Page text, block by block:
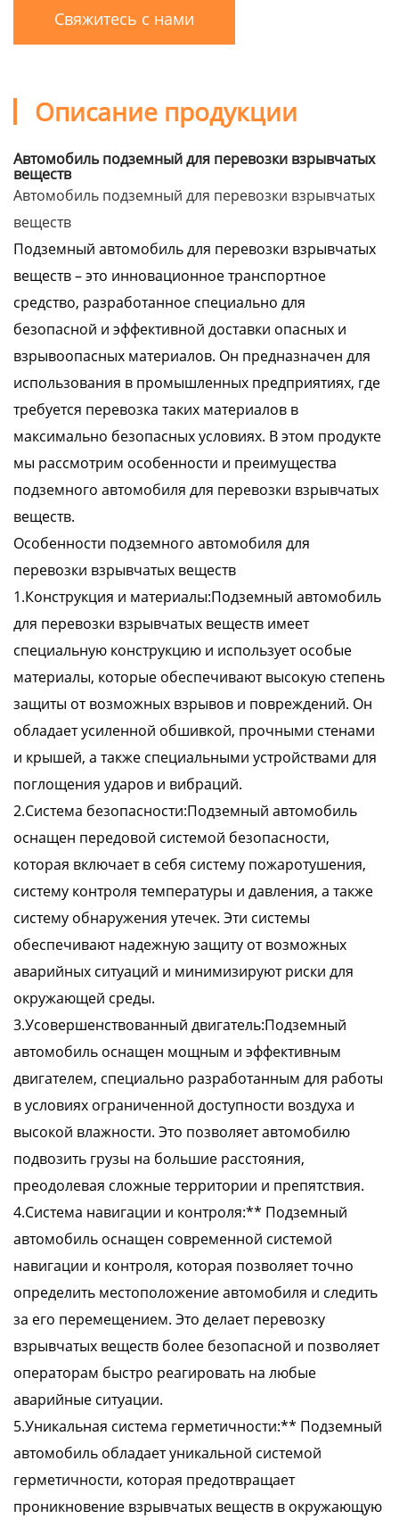
Свяжитесь с нами
Описание продукции
Автомобиль подземный для перевозки взрывчатых
веществ
Автомобиль подземный для перевозки взрывчатых
веществ
Подземный автомобиль для перевозки взрывчатых
веществ – это инновационное транспортное
средство, разработанное специально для
безопасной и эффективной доставки опасных и
взрывоопасных материалов. Он предназначен для
использования в промышленных предприятиях, где
требуется перевозка таких материалов в
максимально безопасных условиях. В этом продукте
мы рассмотрим особенности и преимущества
подземного автомобиля для перевозки взрывчатых
веществ.
Особенности подземного автомобиля для
перевозки взрывчатых веществ
1.Конструкция и материалы:Подземный автомобиль
для перевозки взрывчатых веществ имеет
специальную конструкцию и использует особые
материалы, которые обеспечивают высокую степень
защиты от возможных взрывов и повреждений. Он
обладает усиленной обшивкой, прочными стенами
и крышей, а также специальными устройствами для
поглощения ударов и вибраций.
2.Система безопасности:Подземный автомобиль
оснащен передовой системой безопасности,
которая включает в себя систему пожаротушения,
систему контроля температуры и давления, а также
систему обнаружения утечек. Эти системы
обеспечивают надежную защиту от возможных
аварийных ситуаций и минимизируют риски для
окружающей среды.
3.Усовершенствованный двигатель:Подземный
автомобиль оснащен мощным и эффективным
двигателем, специально разработанным для работы
в условиях ограниченной доступности воздуха и
высокой влажности. Это позволяет автомобилю
подвозить грузы на большие расстояния,
преодолевая сложные территории и препятствия.
4.Система навигации и контроля:** Подземный
автомобиль оснащен современной системой
навигации и контроля, которая позволяет точно
определить местоположение автомобиля и следить
за его перемещением. Это делает перевозку
взрывчатых веществ более безопасной и позволяет
операторам быстро реагировать на любые
аварийные ситуации.
5.Уникальная система герметичности:** Подземный
автомобиль обладает уникальной системой
герметичности, которая предотвращает
проникновение взрывчатых веществ в окружающую